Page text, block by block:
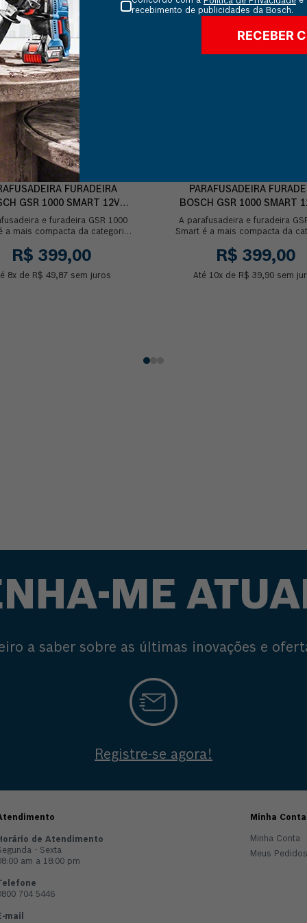
CUPOM: VAIDEBOSCH
FURADEIRA
GSR 1000 SMART 12V
BATERIA E MALETA
e furadeira GSR 1000
a mais compacta da categoria,
transportar no ...
R$ 399,00
8x de R$ 49,87 sem juros
PARAFUSADEIRA
BOSCH GSR 1000 SMART
BITS E MALETA
A parafusadeira e furadeira
Smart é a mais compacta da
transportar no ...
R$ 399,00
Até 10x de R$ 39,90 sem
ME
a saber sobre as últimas inovações e
Registre-se agora!
de Atendimento
- Sexta
am a 18:00 pm
704 5446
mail
Minha Conta
Minha Conta
Meus Pedidos
Política de Privacidade
recebimento de publicidades da Bosch.
RECEBER